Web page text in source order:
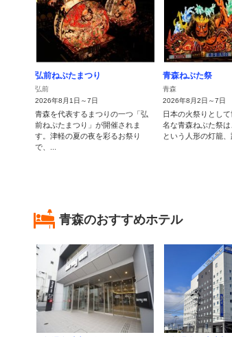
弘前ねぷたまつり
弘前
2026年8月1日～7日
青森を代表するまつりの一つ「弘
前ねぷたまつり」が開催されま
す。津軽の夏の夜を彩るお祭り
で、...
青森ねぶた祭
青森
2026年8月2日～7日
日本の火祭りとし
名な青森ねぶた祭は
という人形の灯籠、
青森のおすすめホテル